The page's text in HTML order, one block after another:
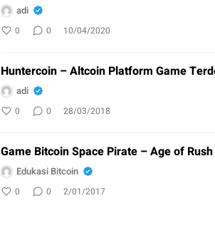
adi
0 0 10/04/2020
Huntercoin – Altcoin Platform Game
adi
0 0 28/03/2018
Game Bitcoin Space Pirate – Age of Rush
Edukasi Bitcoin
0 0 2/01/2017